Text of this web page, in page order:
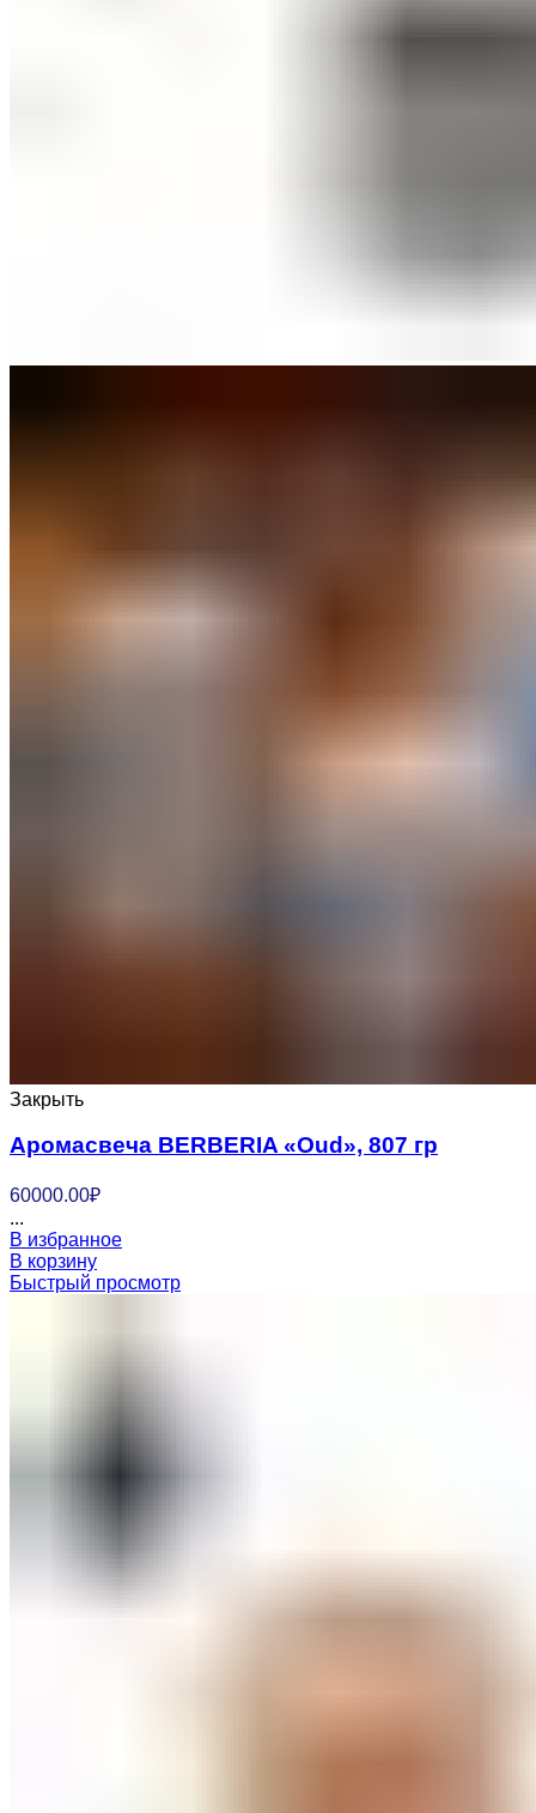
Закрыть
Аромасвеча BERBERIA «Oud», 807 гр
60000.00₽
...
В избранное
В корзину
Быстрый просмотр